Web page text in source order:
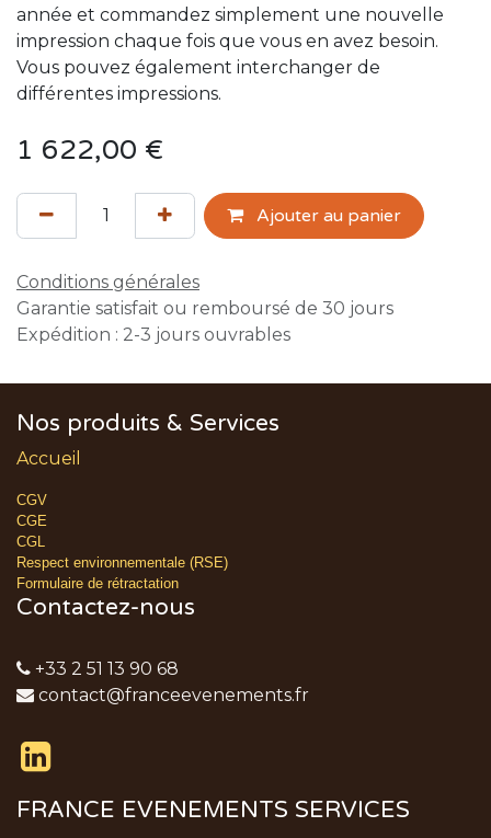
année et commandez simplement une nouvelle
impression chaque fois que vous en avez besoin.
Vous pouvez également interchanger de
différentes impressions.
1 622,00 €
Ajouter au panier
Conditions générales
Garantie satisfait ou remboursé de 30 jours
Expédition : 2-3 jours ouvrables
Nos produits & Services
Accueil
CGV
CGE
CGL
Respect environnementale (RSE)
Formulaire de rétractation
Contactez-nous
+33 2 51 13 90 68
contact@franceevenements.fr
FRANCE EVENEMENTS SERVICES